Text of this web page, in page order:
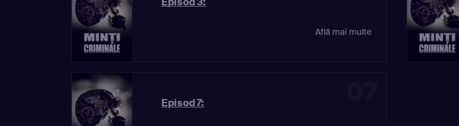
Află mai multe
Episod 7: